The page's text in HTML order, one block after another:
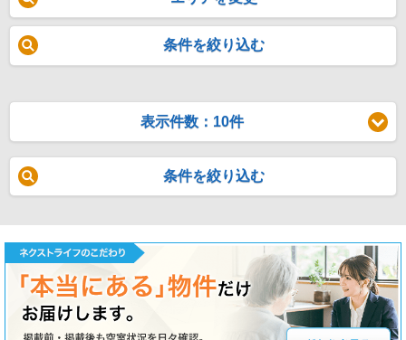
条件を絞り込む
表示件数：10件
条件を絞り込む